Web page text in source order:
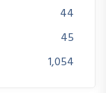
44
45
1,054